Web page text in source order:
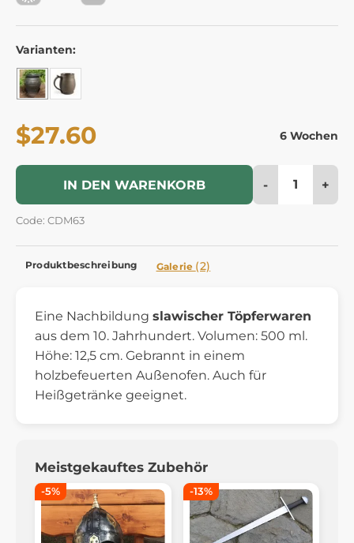
Varianten:
$27.60 6 Wochen
IN DEN WARENKORB - +
Code: CDM63
Produktbeschreibung Galerie (2)
Eine Nachbildung slawischer Töpferwaren
aus dem 10. Jahrhundert. Volumen: 500 ml.
Höhe: 12,5 cm. Gebrannt in einem
holzbefeuerten Außenofen. Auch für
Heißgetränke geeignet.
Meistgekauftes Zubehör
-5% -13%